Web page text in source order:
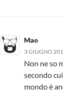
Mao
3 GIUGNO
Non ne so
secondo
mondo è